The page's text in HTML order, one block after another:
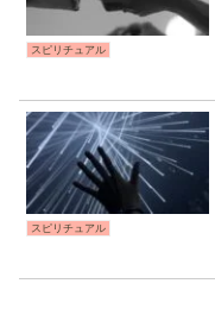
スピリチュアル
スピリチュアル